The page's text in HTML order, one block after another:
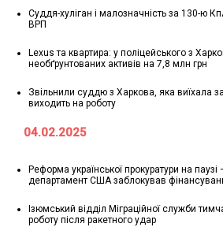
Суддя-хуліган і малозначність за 130-ю
ВРП
Lexus та квартира: у поліцейського з
необґрунтованих активів на 7,8 млн грн
Звільнили суддю з Харкова, яка виїхала
виходить на роботу
04.02.2025
Реформа української прокуратури на
департамент США заблокував
Ізюмський відділ Міграційної служби
роботу після ракетного удар